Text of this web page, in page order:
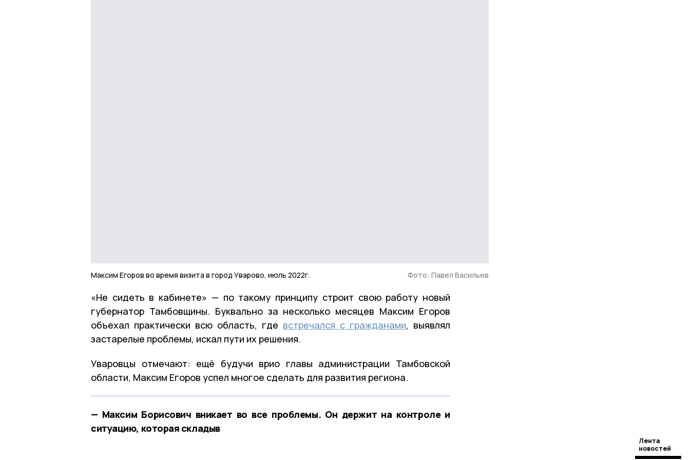
Лента
новостей
Максим Егоров во время визита в город Уварово, июль 2022г. Фото: Павел Васильев
«Не сидеть в кабинете» — по такому принципу строит свою работу новый
губернатор Тамбовщины. Буквально за несколько месяцев Максим Егоров
объехал практически всю область, где встречался с гражданами, выявлял
застарелые проблемы, искал пути их решения.
Уваровцы отмечают: ещё будучи врио главы администрации Тамбовской
области, Максим Егоров успел многое сделать для развития региона.
— Максим Борисович вникает во все проблемы. Он держит на контроле и
ситуацию, которая складыв